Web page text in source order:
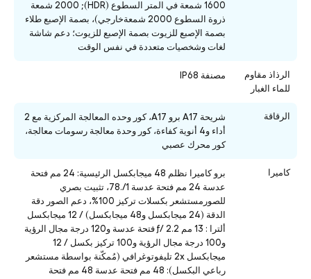
1600 شمعة في المتر السطوع (HDR); 2000 شمعة
ذروة السطوع 2000 شمعةخارجي)، بصمة الإصبع طلاء
بصمة الإصبع للزيوت بصمة الإصبع للزيوت؛ دعم شاشة
لغات وشخصيات متعددة في نفس الوقت
الرذاذ مقاوم
للماء الغبار
مصنفة IP68
الرقاقة
شريحة A17 برو A17، كور وحده المعالجة المركزية مع 2
أداء و4 أنوية كفاءة، كور وحدة معالجة رسومات معالجة،
كور محرك عصبي
كاميرا
برو كاميرا نظلم 48 ميجابكسل الرئيسية: 24 مم فتحة
عدسة 24 مم فتحة عدسة 1/.78، تثبيت بصري
للصورمستشعر بكسلات تركيز 100%، دعم الصور دقة
الدقة (24 ميجابكسل و48 ميجابكسل) / 12 ميجابكسل
ألترا : 13 مم ƒ/ 2.2 فتحة عدسة و120 درجة مجال الرؤية
و100 درجة مجال الرؤية و100 تركيز بكسل / 12
ميجابكسل 2x تليفوتوغرافي (مُمكّنة بواسطة مستشعر
رباعي البكسل): 48 مم فتحة عدسة 48 مم فتحة